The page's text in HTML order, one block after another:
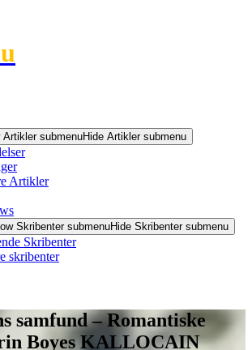
Artikler submenuHide Artikler submenu
Artikler
Skribenter submenuHide Skribenter submenu
Skribenter
skribenter
samfund – Romantiske
Boyes KALLOCAIN